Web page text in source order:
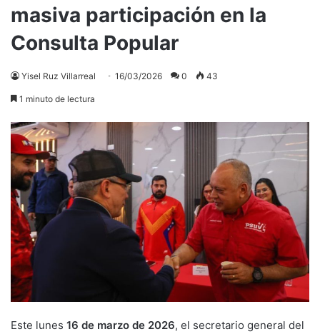
masiva participación en la
Consulta Popular
Yisel Ruz Villarreal 16/03/2026 0 43
1 minuto de lectura
Este lunes 16 de marzo de 2026, el secretario general del